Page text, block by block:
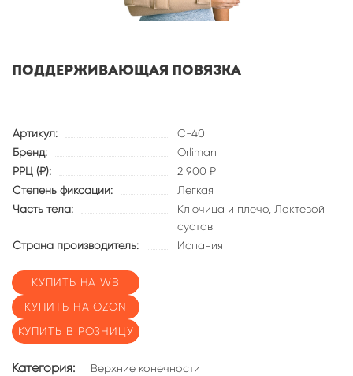
Поддерживающая повязка
Артикул:
C-40
Бренд:
Orliman
РРЦ (₽):
2 900 ₽
Степень фиксации:
Легкая
Часть тела:
Ключица и плечо, Локтевой
сустав
Страна производитель:
Испания
КУПИТЬ НА WB
КУПИТЬ НА OZON
КУПИТЬ В РОЗНИЦУ
Категория: Верхние конечности